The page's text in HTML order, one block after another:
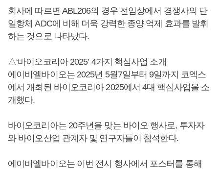
회사에 따르면 ABL206의 경우 전임상에서 경쟁사의 단
일항체 ADC에 비해 더욱 강력한 종양 억제 효과를 발휘
하는 것으로 나타났다.
△‘바이오코리아 2025’ 4가지 핵심사업 소개
에이비엘바이오는 2025년 5월7일부터 9일까지 코엑스
에서 개최된 바이오코리아 2025에서 4대 핵심사업을 소
개했다.
바이오코리아는 20주년을 맞는 바이오 행사로, 투자자
와 바이오산업 관계자 및 연구자들이 참석한다.
에이비엘바이오는 이번 전시 행사에서 포스터를 통해